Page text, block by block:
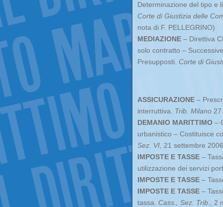
Determinazione del tipo e
Corte di Giustizia delle
nota di F. PELLEGRINO)
MEDIAZIONE – Direttiva
solo contratto –
Presupposti. Corte di
ASSICURAZIONE –
interruttiva. Trib. Milano
DEMANIO MARITTIMO –
urbanistico – Costituisce
Sez. VI, 21 settembre
IMPOSTE E TASSE –
utilizzazione dei servizi
IMPOSTE E TASSE –
IMPOSTE E TASSE –
tassa. Cass., Sez. Trib.,
2